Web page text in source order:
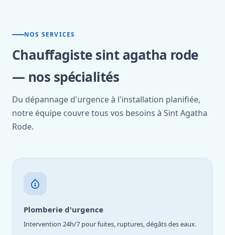
NOS SERVICES
Chauffagiste sint agatha rode
— nos spécialités
Du dépannage d'urgence à l'installation planifiée,
notre équipe couvre tous vos besoins à Sint Agatha
Rode.
Plomberie d'urgence
Intervention 24h/7 pour fuites, ruptures, dégâts des eaux.